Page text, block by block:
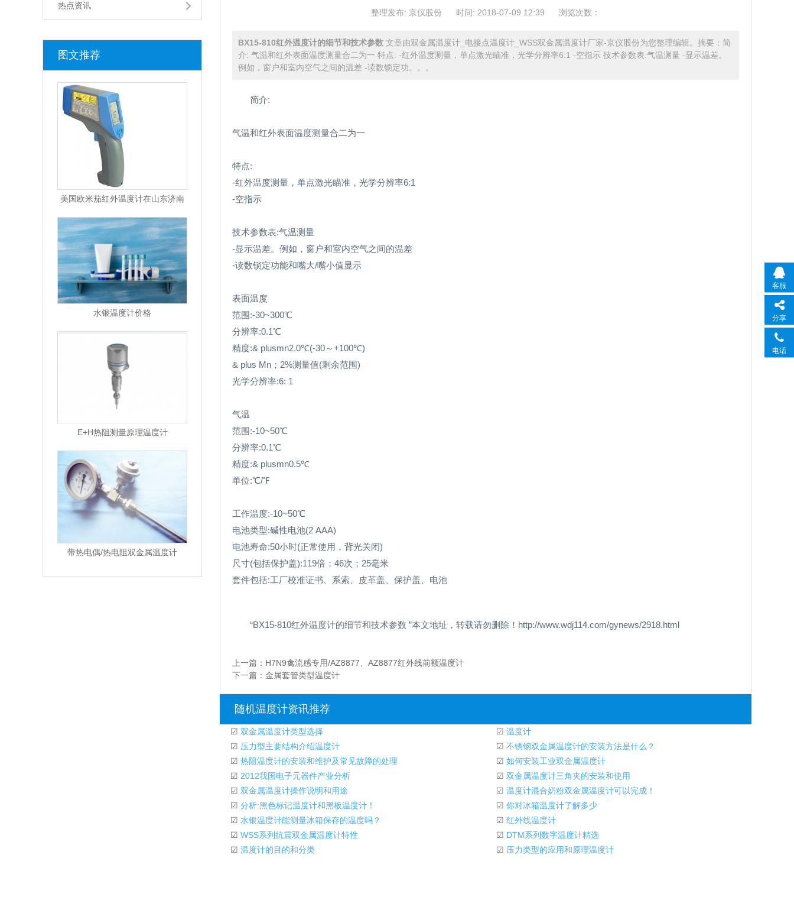
热点资讯
图文推荐
美国欧米茄红外温度计在山东济南
水银温度计价格
E+H热阻测量原理温度计
带热电偶/热电阻双金属温度计
整理发布: 京仪股份 时间: 2018-07-09 12:39 浏览次数：
BX15-810红外温度计的细节和技术参数 文章由双金属温度计_电接点温度计_WSS双金属温度计厂家-京仪股份为您整理编辑。摘要：简
介: 气温和红外表面温度测量合二为一 特点: -红外温度测量，单点激光瞄准，光学分辨率6:1 -空指示 技术参数表:气温测量 -显示温差。
例如，窗户和室内空气之间的温差 -读数锁定功。。。
简介:
气温和红外表面温度测量合二为一
特点:
-红外温度测量，单点激光瞄准，光学分辨率6:1
-空指示
技术参数表:气温测量
-显示温差。例如，窗户和室内空气之间的温差
-读数锁定功能和嘴大/嘴小值显示
表面温度
范围:-30~300℃
分辨率:0.1℃
精度:& plusmn2.0℃(-30～+100℃)
& plus Mn；2%测量值(剩余范围)
光学分辨率:6: 1
气温
范围:-10~50℃
分辨率:0.1℃
精度:& plusmn0.5℃
单位:℃/℉
工作温度:-10~50℃
电池类型:碱性电池(2 AAA)
电池寿命:50小时(正常使用，背光关闭)
尺寸(包括保护盖):119倍；46次；25毫米
套件包括:工厂校准证书、系索、皮革盖、保护盖、电池
“BX15-810红外温度计的细节和技术参数 ”本文地址，转载请勿删除！http://www.wdj114.com/gynews/2918.html
上一篇： H7N9禽流感专用/AZ8877、AZ8877红外线前额温度计
下一篇： 金属套管类型温度计
随机温度计资讯推荐
☑ 双金属温度计类型选择 ☑ 温度计
☑ 压力型主要结构介绍温度计 ☑ 不锈钢双金属温度计的安装方法是什么？
☑ 热阻温度计的安装和维护及常见故障的处理 ☑ 如何安装工业双金属温度计
☑ 2012我国电子元器件产业分析 ☑ 双金属温度计三角夹的安装和使用
☑ 双金属温度计操作说明和用途 ☑ 温度计混合奶粉双金属温度计可以完成！
☑ 分析:黑色标记温度计和黑板温度计！ ☑ 你对冰箱温度计了解多少
☑ 水银温度计能测量冰箱保存的温度吗？ ☑ 红外线温度计
☑ WSS系列抗震双金属温度计特性 ☑ DTM系列数字温度计精选
☑ 温度计的目的和分类 ☑ 压力类型的应用和原理温度计
客服
分享
电话